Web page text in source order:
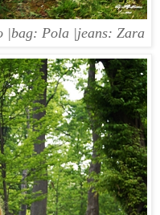
|bag: Pola |jeans: Zara